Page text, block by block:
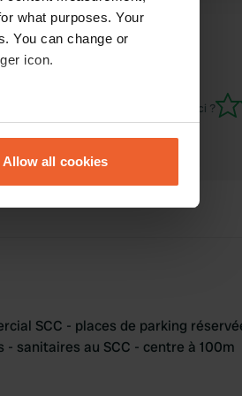
what purposes. Your
You can change or
icon.
meters
Allow all cookies
Es-tu déjà venu ici ?
SCC - places de parking
sanitaires au SCC - centre à 100m